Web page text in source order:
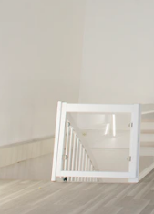
til Wright
andre fysiske
til stede i verkene.
improvisasjon
at verket tar form.
er født 1960 i
College
hadde sin